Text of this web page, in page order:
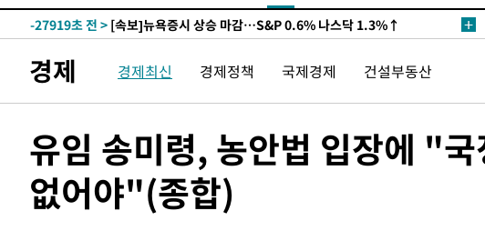
-27919초 전 > [속보]뉴욕증시 상승 마감…S&P 0.6% 나스닥 1.3%↑
경제 경제최신 경제정책 국제경제 건설부동산
유임 송미령, 농안법 입장에 "
없어야"(종합)